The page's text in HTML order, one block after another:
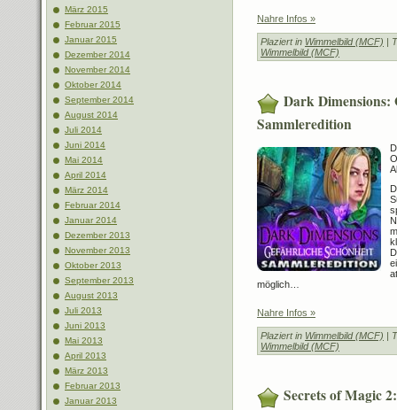
März 2015
Februar 2015
Januar 2015
Dezember 2014
November 2014
Oktober 2014
September 2014
August 2014
Juli 2014
Juni 2014
Mai 2014
April 2014
März 2014
Februar 2014
Januar 2014
Dezember 2013
November 2013
Oktober 2013
September 2013
August 2013
Juli 2013
Juni 2013
Mai 2013
April 2013
März 2013
Februar 2013
Januar 2013
Nahre Infos »
Plaziert in Wimmelbild (MCF) |
Wimmelbild (MCF)
Dark Dimensions:
Sammleredition
möglich…
Nahre Infos »
Plaziert in Wimmelbild (MCF) |
Wimmelbild (MCF)
Secrets of Magic